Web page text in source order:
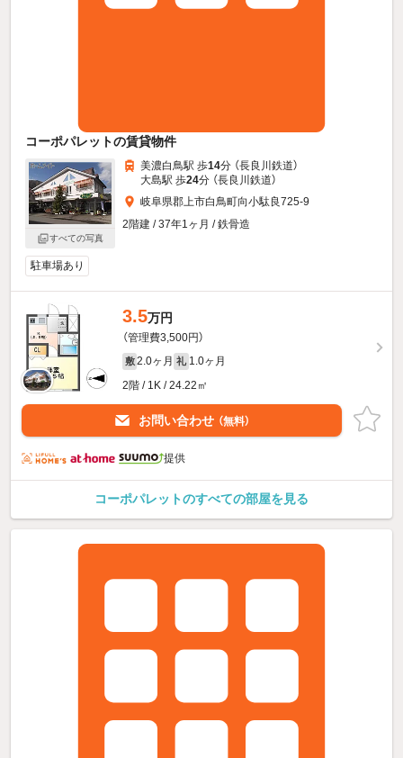
コーポパレットの賃貸物件
すべての写真
美濃白鳥駅 歩14分 （長良川鉄道）
大島駅 歩24分 （長良川鉄道）
岐阜県郡上市白鳥町向小駄良725-9
2階建 / 37年1ヶ月 / 鉄骨造
駐車場あり
3.5万円
（管理費3,500円）
敷 2.0ヶ月 礼 1.0ヶ月
2階 / 1K / 24.22㎡
お問い合わせ （無料）
提供
コーポパレットのすべての部屋を見る